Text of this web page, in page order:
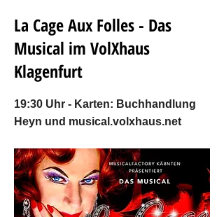
La Cage Aux Folles - Das
Musical im VolXhaus
Klagenfurt
19:30 Uhr - Karten: Buchhandlung
Heyn und musical.volxhaus.net